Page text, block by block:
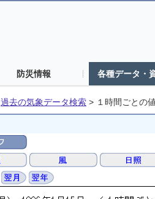
防災情報 各種データ・
過去の気象データ検索 > １時間ごとの